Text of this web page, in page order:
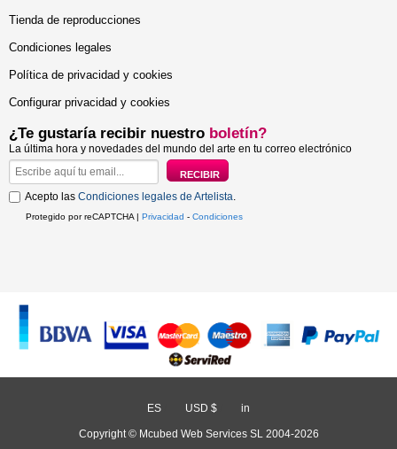
Tienda de reproducciones
Condiciones legales
Política de privacidad y cookies
Configurar privacidad y cookies
¿Te gustaría recibir nuestro boletín?
La última hora y novedades del mundo del arte en tu correo electrónico
Acepto las Condiciones legales de Artelista.
Protegido por reCAPTCHA | Privacidad - Condiciones
ES USD $ in
Copyright © Mcubed Web Services SL 2004-2026